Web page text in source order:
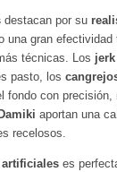
destacan por su
una gran
técnicas. Los
pasto, los
fondo con precisión,
aportan una
recelosos.
es